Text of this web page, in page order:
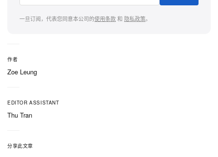
一旦订阅，代表您同意本公司的使用条款和 隐私政策。
作者
Zoe Leung
EDITOR ASSISTANT
Thu Tran
分享此文章